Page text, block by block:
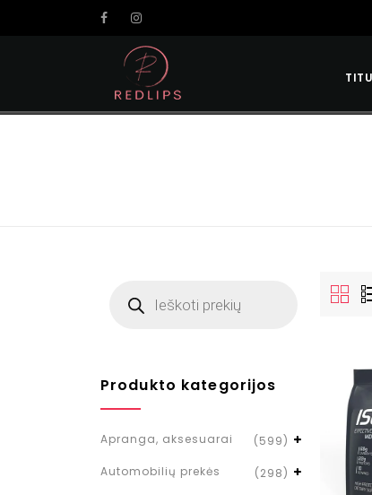
Produkto kategorijos
Apranga, aksesuarai
(599)
Automobilių prekės
(298)